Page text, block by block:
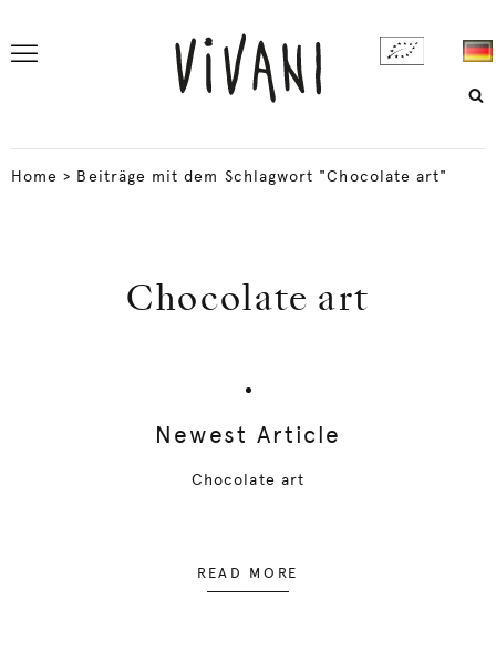
Home > Beiträge mit dem Schlagwort "Chocolate art"
Chocolate art
Newest Article
Chocolate art
READ MORE